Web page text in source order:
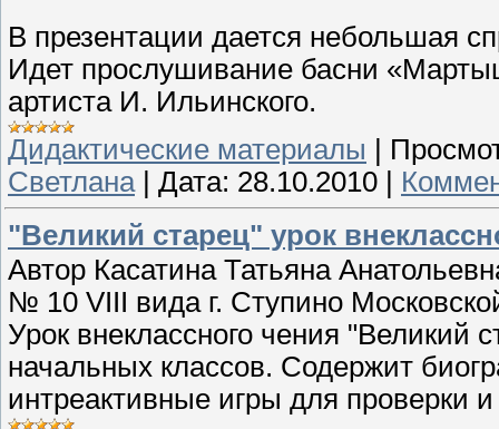
В презентации дается небольшая
Идет прослушивание басни
артиста И. Ильинского.
Дидактические материалы
Светлана| Дата: 28.10.2010
"Великий старец" урок
Автор Касатина Татьяна
№ 10 VIII вида г. Ступино
Урок внеклассного чения "Великий
начальных классов. Содержит
интреактивные игры для проверки